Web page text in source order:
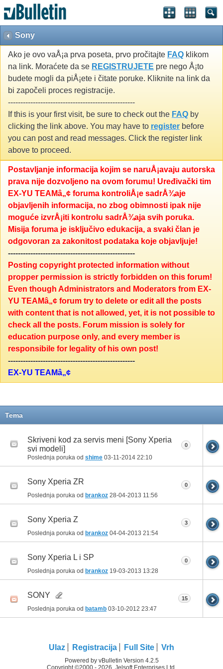
Sony
Ako je ovo vaÅ¡a prva poseta, prvo pročitajte FAQ klikom
na link. Moraćete da se REGISTRUJETE pre nego Å¡to
budete mogli da piÅ¡ete i čitate poruke. Kliknite na link da
bi započeli proces registracije.
---------------------------------------------------
If this is your first visit, be sure to check out the FAQ by
clicking the link above. You may have to register before
you can post and read messages. Click the register link
above to proceed.
Postavljanje informacija kojim se naruÅ¡avaju autorska
prava nije dozvoljeno na ovom forumu! Uređivački tim
EX-YU TEAMâ„¢ foruma kontroliÅ¡e sadrÅ¾aje
objavljenih informacija, no zbog obimnosti ipak nije
moguće izvrÅ¡iti kontrolu sadrÅ¾aja svih poruka.
Misija foruma je isključivo edukacija, a svaki član je
odgovoran za zakonitost podataka koje objavljuje!
---------------------------------------------------
Posting copyright protected information without
propper permission is strictly forbidden on this forum!
Even though Administrators and Moderators from EX-
YU TEAMâ„¢ forum try to delete or edit all the posts
with content that is not allowed, yet, it is not possible to
check all the posts. Forum mission is solely for
education purpose only, and every member is
responsibile for legality of his own post!
---------------------------------------------------
EX-YU TEAMâ„¢
Tema
Skriveni kod za servis meni [Sony Xperia
svi modeli]
Poslednja poruka od shime 03-11-2014 22:10
0
Sony Xperia ZR
Poslednja poruka od brankoz 28-04-2013 11:56
0
Sony Xperia Z
Poslednja poruka od brankoz 04-04-2013 21:54
3
Sony Xperia L i SP
Poslednja poruka od brankoz 19-03-2013 13:28
0
SONY
Poslednja poruka od batamb 03-10-2012 23:47
15
Ulaz Registracija Full Site Vrh
Powered by vBulletin Version 4.2.5
Copyright ©2000 - 2026, Jelsoft Enterprises Ltd.